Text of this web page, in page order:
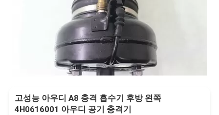
고성능 아우디 A8 충격 흡수기 후방 왼쪽
4H0616001 아우디 공기 충격기